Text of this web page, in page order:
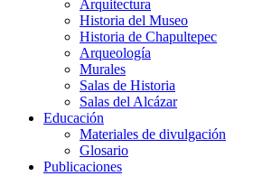
Arquitectura
Historia del Museo
Historia de Chapultepec
Arqueología
Murales
Salas de Historia
Salas del Alcázar
Educación
Materiales de divulgación
Glosario
Publicaciones